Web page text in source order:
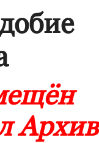
Архив